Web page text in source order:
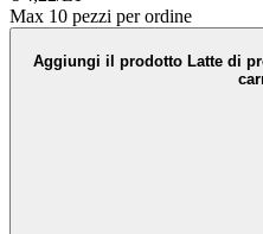
Max 10 pezzi per ordine
Aggiungi il prodotto Latte di